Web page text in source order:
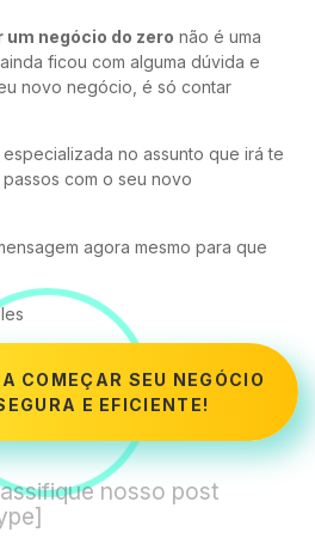
negócio do zero não é uma
ficou com alguma dúvida e
novo negócio, é só contar
no assunto que irá te
com o seu novo
agora mesmo para que
COMEÇAR SEU NEGÓCIO
E EFICIENTE!
nosso post